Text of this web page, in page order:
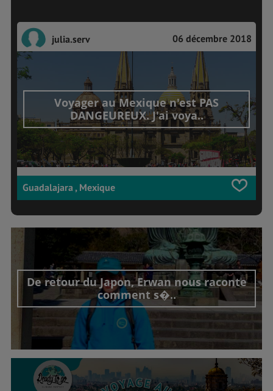
julia.serv 06 décembre 2018
Voyager au Mexique n'est PAS
DANGEUREUX. J'ai voya..
Guadalajara , Mexique
De retour du Japon, Erwan nous raconte
comment s�..
Découvrir cet interview